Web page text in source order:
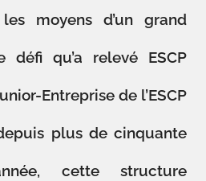
moyens d’un grand
défi qu’a relevé ESCP
Entreprise de l’ESCP
plus de cinquante
cette structure